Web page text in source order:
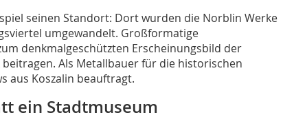
seinen Standort: Dort wurden die Norblin Werke
umgewandelt. Großformatige
denkmalgeschützten Erscheinungsbild der
Als Metallbauer für die historischen
aus Koszalin beauftragt.
ein Stadtmuseum